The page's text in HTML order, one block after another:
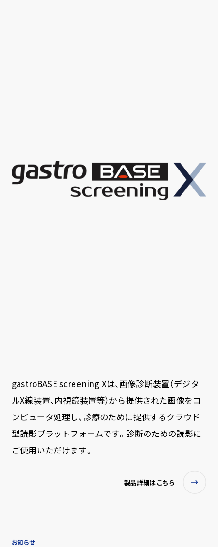
gastroBASE screening Xは、画像診断装置（デジタ
ルX線装置、内視鏡装置等）から提供された画像をコ
ンピュータ処理し、診療のために提供するクラウド
型読影プラットフォームです。診断のための読影に
ご使用いただけます。
製品詳細はこちら
お知らせ